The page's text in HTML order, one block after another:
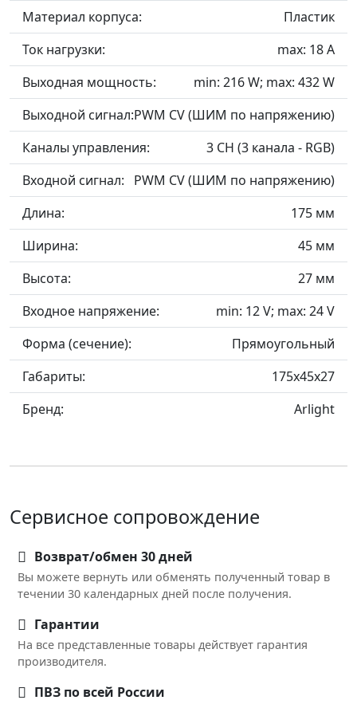
Материал корпуса:
Пластик
Ток нагрузки:
max: 18 A
Выходная мощность:
min: 216 W; max: 432 W
Выходной сигнал:PWM СV (ШИМ по напряжению)
Каналы управления:
3 CH (3 канала - RGB)
Входной сигнал:
PWM СV (ШИМ по напряжению)
Длина:
175 мм
Ширина:
45 мм
Высота:
27 мм
Входное напряжение:
min: 12 V; max: 24 V
Форма (сечение):
Прямоугольный
Габариты:
175x45x27
Бренд:
Arlight
Сервисное сопровождение
Возврат/обмен 30 дней
Вы можете вернуть или обменять полученный товар в
течении 30 календарных дней после получения.
Гарантии
На все представленные товары действует гарантия
производителя.
ПВЗ по всей России